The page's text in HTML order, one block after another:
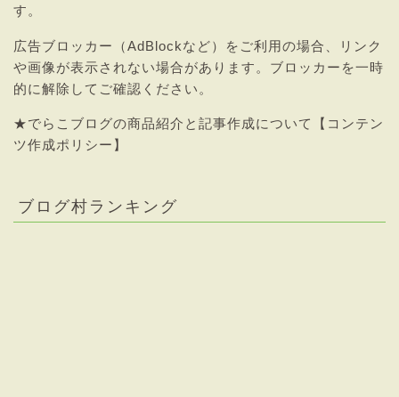
す。
広告ブロッカー（AdBlockなど）をご利用の場合、リンク
や画像が表示されない場合があります。ブロッカーを一時
的に解除してご確認ください。
★でらこブログの商品紹介と記事作成について【コンテン
ツ作成ポリシー】
ブログ村ランキング